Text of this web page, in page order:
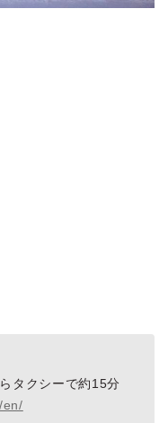
タクシーで約15分
en/